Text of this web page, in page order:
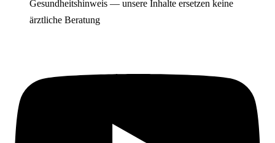
Gesundheitshinweis — unsere Inhalte ersetzen keine
ärztliche Beratung